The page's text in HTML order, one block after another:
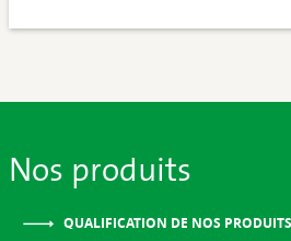
Nos produits
QUALIFICATION DE NOS PRODUITS